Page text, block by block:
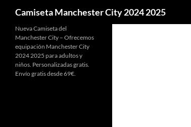
Camiseta Manchester City 2024 2025
Nueva Camiseta del
Manchester City – Ofrecemos
equipación Manchester City
2024 2025 para adultos y
niños. Personalizadas gratis.
Envío gratis desde 69€.